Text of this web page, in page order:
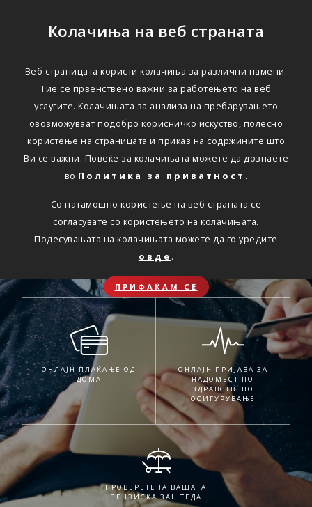
Колачиња на веб страната
Веб страницата користи колачиња за различни намени.
Тие се првенствено важни за работењето на веб
услугите. Колачињата за анализа на пребарувањето
овозможуваат подобро корисничко искуство, полесно
користење на страницата и приказ на содржините што
Ви се важни. Повеќе за колачињата можете да дознаете
во Политика за приватност .
Со натамошно користење на веб страната се
согласувате со користењето на колачињата.
Подесувањата на колачињата можете да го уредите
овде .
ПРИФАЌАМ СЀ
Секаде.
Секогаш.
Достапни онлајн услуги
ОНЛАЈН ПЛАЌАЊЕ ОД
ДОМА
ОНЛАЈН ПРИЈАВА ЗА
НАДОМЕСТ ПО
ЗДРАВСТВЕНО
ОСИГУРУВАЊЕ
ПРОВЕРЕТЕ ЈА ВАШАТА
ПЕНЗИСКА ЗАШТЕДА